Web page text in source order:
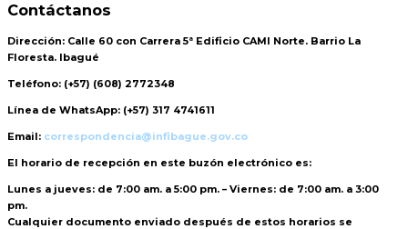
Contáctanos
Dirección: Calle 60 con Carrera 5ª Edificio CAMI Norte. Barrio La
Floresta. Ibagué
Teléfono: (+57) (608) 2772348
Línea de WhatsApp: (+57) 317 4741611
Email: correspondencia@infibague.gov.co
El horario de recepción en este buzón electrónico es:
Lunes a jueves: de 7:00 am. a 5:00 pm. – Viernes: de 7:00 am. a 3:00
pm.
Cualquier documento enviado después de estos horarios se